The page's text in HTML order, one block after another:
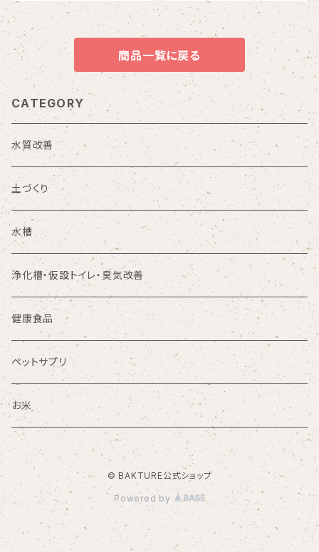
商品一覧に戻る
CATEGORY
水質改善
土づくり
水槽
浄化槽・仮設トイレ・臭気改善
健康食品
ペットサプリ
お米
© BAKTURE公式ショップ
Powered by